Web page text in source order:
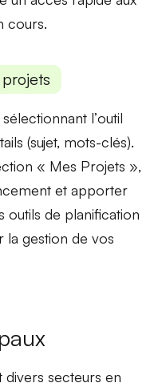
cours.
l’outil
(sujet, mots-clés).
« Mes Projets »,
et apporter
outils de planification
la gestion de vos
divers secteurs en